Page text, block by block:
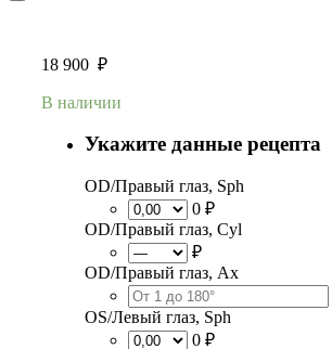
18 900 ₽
В наличии
Укажите данные рецепта
OD/Правый глаз, Sph
0 ₽
OD/Правый глаз, Cyl
₽
OD/Правый глаз, Ax
OS/Левый глаз, Sph
0 ₽